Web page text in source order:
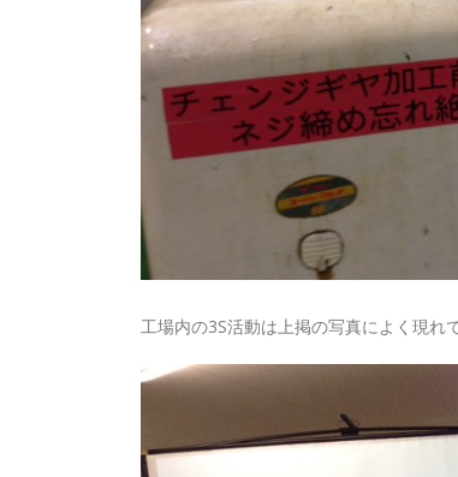
工場内の3S活動は上掲の写真によく現れ